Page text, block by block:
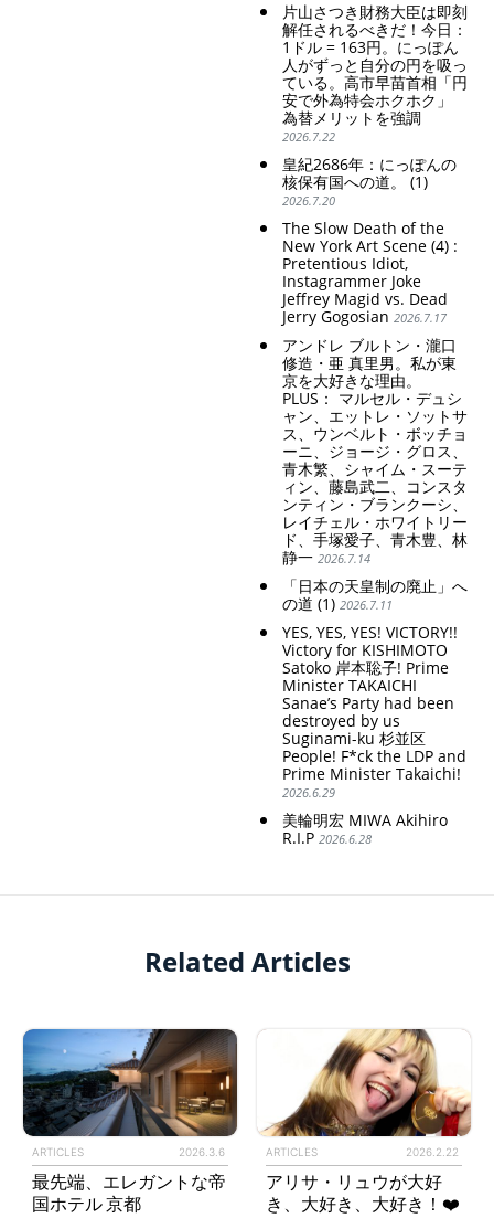
片山さつき財務大臣は即刻
解任されるべきだ！今日：
1ドル = 163円。にっぽん
人がずっと自分の円を吸っ
ている。高市早苗首相「円
安で外為特会ホクホク」
為替メリットを強調
2026.7.22
皇紀2686年：にっぽんの
核保有国への道。 (1)
2026.7.20
The Slow Death of the
New York Art Scene (4) :
Pretentious Idiot,
Instagrammer Joke
Jeffrey Magid vs. Dead
Jerry Gogosian 2026.7.17
アンドレ ブルトン・瀧口
修造・亜 真里男。私が東
京を大好きな理由。
PLUS： マルセル・デュシ
ャン、エットレ・ソットサ
ス、ウンベルト・ボッチョ
ーニ、ジョージ・グロス、
青木繁、シャイム・スーテ
ィン、藤島武二、コンスタ
ンティン・ブランクーシ、
レイチェル・ホワイトリー
ド、手塚愛子、青木豊、林
静一 2026.7.14
「日本の天皇制の廃止」へ
の道 (1) 2026.7.11
YES, YES, YES! VICTORY!!
Victory for KISHIMOTO
Satoko 岸本聡子! Prime
Minister TAKAICHI
Sanae’s Party had been
destroyed by us
Suginami-ku 杉並区
People! F*ck the LDP and
Prime Minister Takaichi!
2026.6.29
美輪明宏 MIWA Akihiro
R.I.P 2026.6.28
Related Articles
ARTICLES 2026.3.6
最先端、エレガントな帝
国ホテル 京都
ARTICLES 2026.2.22
アリサ・リュウが大好
き、大好き、大好き！❤️